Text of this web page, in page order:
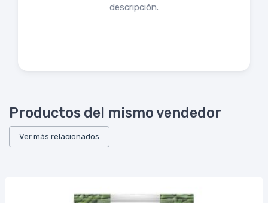
descripción.
Productos del mismo vendedor
Ver más relacionados